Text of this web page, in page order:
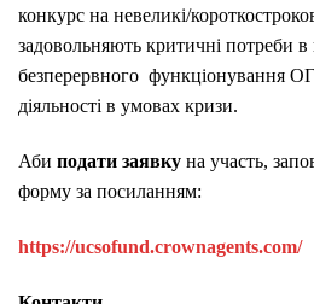
конкурс на невеликі/
задовольняють критичні потреби в
безперервного функціонування
діяльності в умовах кризи.
Аби подати заявку на участь,
форму за посиланням:
https://ucsofund.crownagents.com/